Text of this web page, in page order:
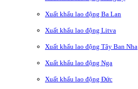
Xuất khẩu lao động Ba Lan
Xuất khẩu lao động Litva
Xuất khẩu lao động Tây Ban Nha
Xuất khẩu lao động Nga
Xuất khẩu lao động Đức